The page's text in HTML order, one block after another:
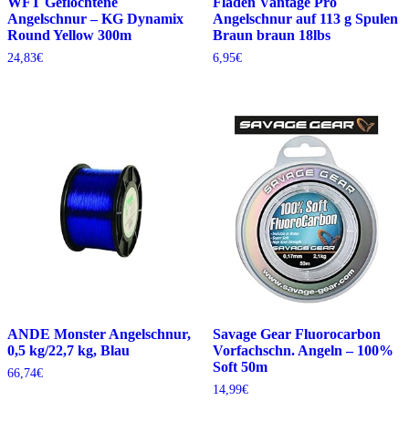
Angelschnur – KG Dynamix
Round Yellow 300m
24,83€
Angelschnur auf 113 g Spulen
Braun braun 18lbs
6,95€
ANDE Monster Angelschnur,
0,5 kg/22,7 kg, Blau
66,74€
Savage Gear Fluorocarbon
Vorfachschn. Angeln – 100%
Soft 50m
14,99€